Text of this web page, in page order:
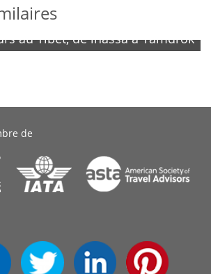
au Tibet, de lhassa à Yamdrok
de